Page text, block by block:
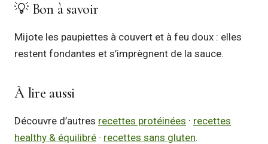
💡 Bon à savoir
Mijote les paupiettes à couvert et à feu doux : elles
restent fondantes et s’imprègnent de la sauce.
À lire aussi
Découvre d’autres recettes protéinées · recettes
healthy & équilibré · recettes sans gluten.